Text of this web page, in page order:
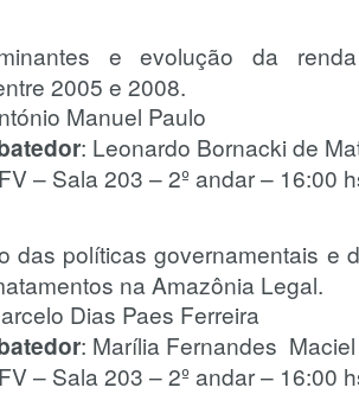
e evolução da
2005 e 2008.
Manuel Paulo
: Leonardo Bornacki de
– Sala 203 – 2º andar – 16:00
das políticas governamentais e
na Amazônia Legal.
Dias Paes Ferreira
: Marília Fernandes
– Sala 203 – 2º andar – 16:00